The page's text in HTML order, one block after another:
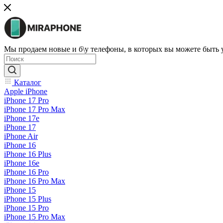
Мы продаем новые и б\у телефоны, в которых вы можете быть
Каталог
Apple iPhone
iPhone 17 Pro
iPhone 17 Pro Max
iPhone 17e
iPhone 17
iPhone Air
iPhone 16
iPhone 16 Plus
iPhone 16e
iPhone 16 Pro
iPhone 16 Pro Max
iPhone 15
iPhone 15 Plus
iPhone 15 Pro
iPhone 15 Pro Max